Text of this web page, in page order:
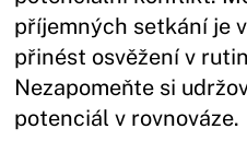
příjemných setkání je
přinést osvěžení v
Nezapomeňte si
potenciál v rovnováze.